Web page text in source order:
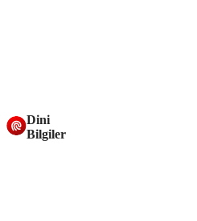
Dini
Bilgiler